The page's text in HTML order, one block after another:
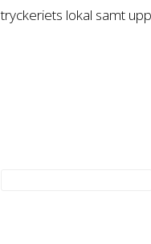
tryckeriets lokal samt